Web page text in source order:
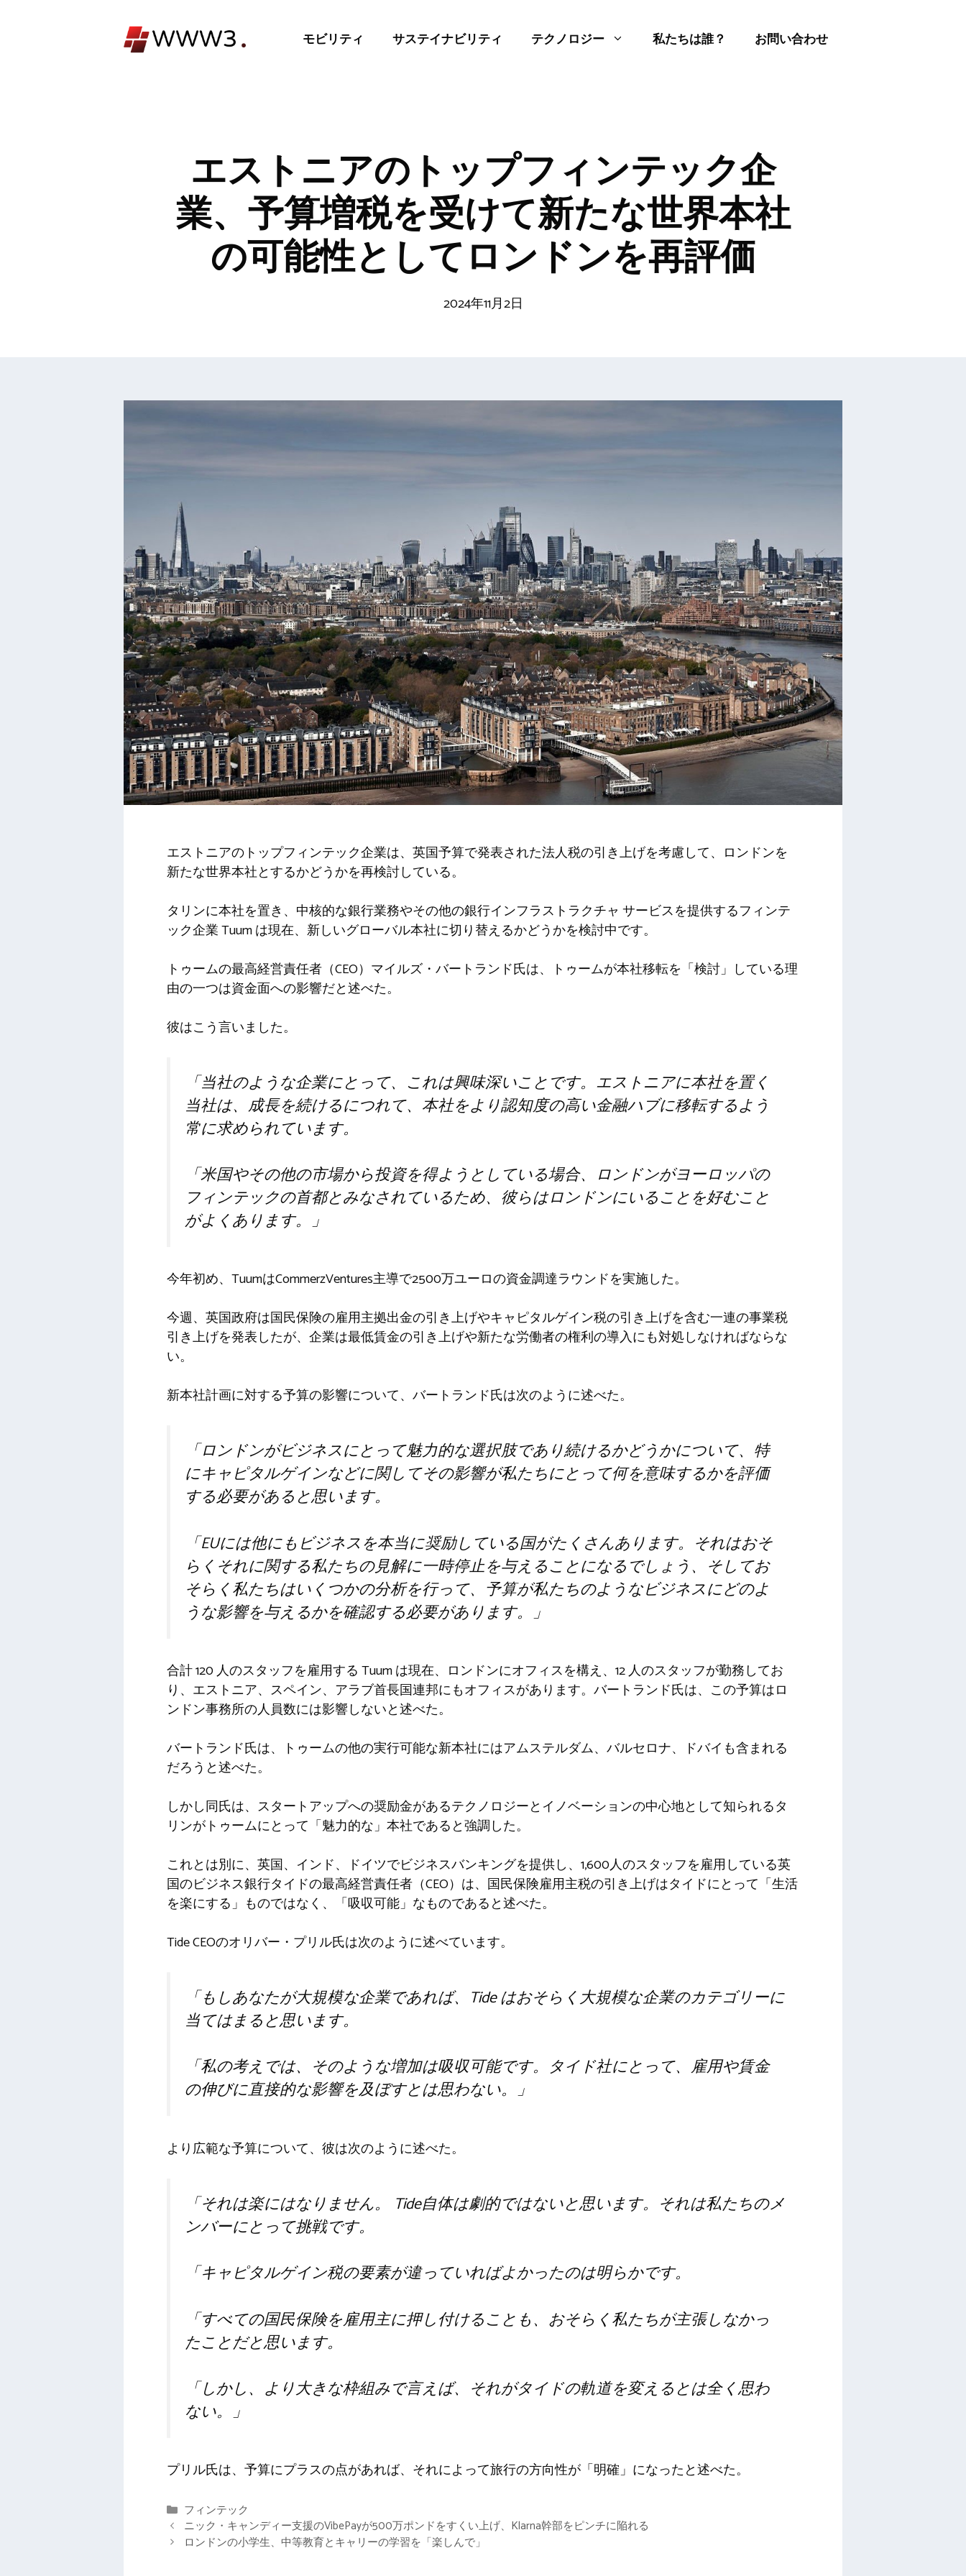
モビリティ サステイナビリティ テクノロジー 私たちは誰？ お問い合わせ
エストニアのトップフィンテック企
業、予算増税を受けて新たな世界本社
の可能性としてロンドンを再評価
2024年11月2日
エストニアのトップフィンテック企業は、英国予算で発表された法人税の引き上げを考慮して、ロンドンを
新たな世界本社とするかどうかを再検討している。
タリンに本社を置き、中核的な銀行業務やその他の銀行インフラストラクチャ サービスを提供するフィンテ
ック企業 Tuum は現在、新しいグローバル本社に切り替えるかどうかを検討中です。
トゥームの最高経営責任者（CEO）マイルズ・バートランド氏は、トゥームが本社移転を「検討」している理
由の一つは資金面への影響だと述べた。
彼はこう言いました。
「当社のような企業にとって、これは興味深いことです。エストニアに本社を置く
当社は、成長を続けるにつれて、本社をより認知度の高い金融ハブに移転するよう
常に求められています。
「米国やその他の市場から投資を得ようとしている場合、ロンドンがヨーロッパの
フィンテックの首都とみなされているため、彼らはロンドンにいることを好むこと
がよくあります。」
今年初め、TuumはCommerzVentures主導で2500万ユーロの資金調達ラウンドを実施した。
今週、英国政府は国民保険の雇用主拠出金の引き上げやキャピタルゲイン税の引き上げを含む一連の事業税
引き上げを発表したが、企業は最低賃金の引き上げや新たな労働者の権利の導入にも対処しなければならな
い。
新本社計画に対する予算の影響について、バートランド氏は次のように述べた。
「ロンドンがビジネスにとって魅力的な選択肢であり続けるかどうかについて、特
にキャピタルゲインなどに関してその影響が私たちにとって何を意味するかを評価
する必要があると思います。
「EUには他にもビジネスを本当に奨励している国がたくさんあります。それはおそ
らくそれに関する私たちの見解に一時停止を与えることになるでしょう、そしてお
そらく私たちはいくつかの分析を行って、予算が私たちのようなビジネスにどのよ
うな影響を与えるかを確認する必要があります。」
合計 120 人のスタッフを雇用する Tuum は現在、ロンドンにオフィスを構え、12 人のスタッフが勤務してお
り、エストニア、スペイン、アラブ首長国連邦にもオフィスがあります。バートランド氏は、この予算はロ
ンドン事務所の人員数には影響しないと述べた。
バートランド氏は、トゥームの他の実行可能な新本社にはアムステルダム、バルセロナ、ドバイも含まれる
だろうと述べた。
しかし同氏は、スタートアップへの奨励金があるテクノロジーとイノベーションの中心地として知られるタ
リンがトゥームにとって「魅力的な」本社であると強調した。
これとは別に、英国、インド、ドイツでビジネスバンキングを提供し、1,600人のスタッフを雇用している英
国のビジネス銀行タイドの最高経営責任者（CEO）は、国民保険雇用主税の引き上げはタイドにとって「生活
を楽にする」ものではなく、「吸収可能」なものであると述べた。
Tide CEOのオリバー・プリル氏は次のように述べています。
「もしあなたが大規模な企業であれば、Tide はおそらく大規模な企業のカテゴリーに
当てはまると思います。
「私の考えでは、そのような増加は吸収可能です。タイド社にとって、雇用や賃金
の伸びに直接的な影響を及ぼすとは思わない。」
より広範な予算について、彼は次のように述べた。
「それは楽にはなりません。 Tide自体は劇的ではないと思います。それは私たちのメ
ンバーにとって挑戦です。
「キャピタルゲイン税の要素が違っていればよかったのは明らかです。
「すべての国民保険を雇用主に押し付けることも、おそらく私たちが主張しなかっ
たことだと思います。
「しかし、より大きな枠組みで言えば、それがタイドの軌道を変えるとは全く思わ
ない。」
プリル氏は、予算にプラスの点があれば、それによって旅行の方向性が「明確」になったと述べた。
カ
テ
ゴ
フィンテック
ニック・キャンディー支援のVibePayが500万ポンドをすくい上げ、Klarna幹部をピンチに陥れる
ロンドンの小学生、中等教育とキャリーの学習を「楽しんで」